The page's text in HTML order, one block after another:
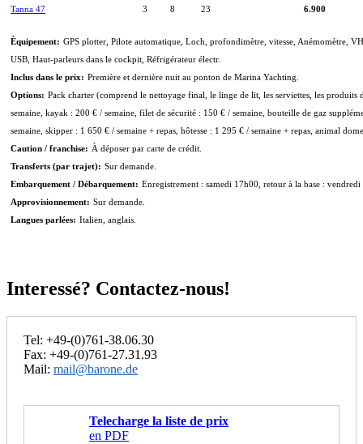
Tanna 47
3 8 23 6.900
Èquipement: GPS plotter, Pilote automatique, Loch, profondimètre, vitesse, Anémomètre,
USB, Haut-parleurs dans le cockpit, Réfrigérateur électr.
Inclus dans le prix: Première et dernière nuit au ponton de Marina Yachting.
Options: Pack charter (comprend le nettoyage final, le linge de lit, les serviettes, les
semaine, kayak : 200 € / semaine, filet de sécurité : 150 € / semaine, bouteille de gaz
semaine, skipper : 1 650 € / semaine + repas, hôtesse : 1 295 € / semaine + repas, animal
Caution / franchise: À déposer par carte de crédit.
Transferts (par trajet): Sur demande.
Embarquement / Débarquement: Enregistrement : samedi 17h00, retour à la base :
Approvisionnement: Sur demande.
Langues parlées: Italien, anglais.
Interessé? Contactez-nous!
Tel: +49-(0)761-38.06.30
Fax: +49-(0)761-27.31.93
Mail: mail@barone.de
Telecharge la liste de prix
en PDF